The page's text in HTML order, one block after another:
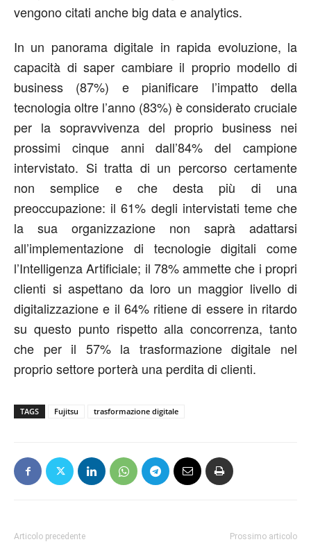
vengono citati anche big data e analytics.
In un panorama digitale in rapida evoluzione, la
capacità di saper cambiare il proprio modello di
business (87%) e pianificare l’impatto della
tecnologia oltre l’anno (83%) è considerato cruciale
per la sopravvivenza del proprio business nei
prossimi cinque anni dall’84% del campione
intervistato. Si tratta di un percorso certamente
non semplice e che desta più di una
preoccupazione: il 61% degli intervistati teme che
la sua organizzazione non saprà adattarsi
all’implementazione di tecnologie digitali come
l’Intelligenza Artificiale; il 78% ammette che i propri
clienti si aspettano da loro un maggior livello di
digitalizzazione e il 64% ritiene di essere in ritardo
su questo punto rispetto alla concorrenza, tanto
che per il 57% la trasformazione digitale nel
proprio settore porterà una perdita di clienti.
TAGS Fujitsu trasformazione digitale
Articolo precedente Prossimo articolo